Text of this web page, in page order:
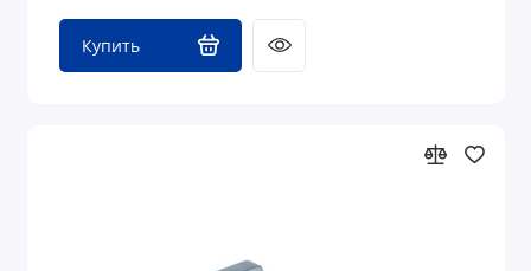
Купить